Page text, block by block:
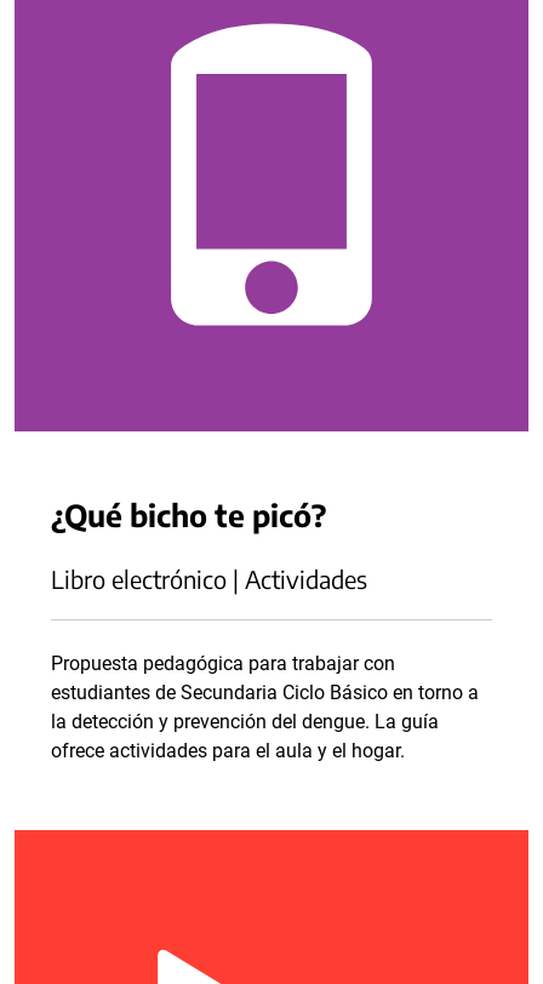
¿Qué bicho te picó?
Libro electrónico | Actividades
Propuesta pedagógica para trabajar con
estudiantes de Secundaria Ciclo Básico en torno a
la detección y prevención del dengue. La guía
ofrece actividades para el aula y el hogar.